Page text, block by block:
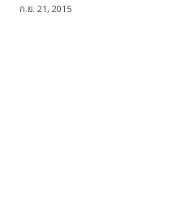
ก.ย. 21, 2015